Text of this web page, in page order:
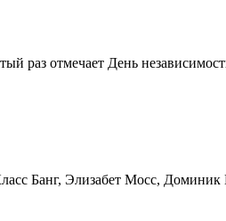
раз отмечает День
Банг, Элизабет Мосс,